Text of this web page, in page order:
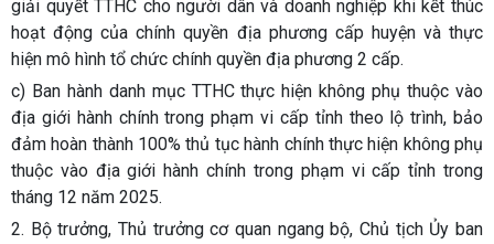
giải quyết TTHC cho người dân và doanh nghiệp khi kết thúc
hoạt động của chính quyền địa phương cấp huyện và thực
hiện mô hình tổ chức chính quyền địa phương 2 cấp.
c) Ban hành danh mục TTHC thực hiện không phụ thuộc vào
địa giới hành chính trong phạm vi cấp tỉnh theo lộ trình, bảo
đảm hoàn thành 100% thủ tục hành chính thực hiện không phụ
thuộc vào địa giới hành chính trong phạm vi cấp tỉnh trong
tháng 12 năm 2025.
2. Bộ trưởng, Thủ trưởng cơ quan ngang bộ, Chủ tịch Ủy ban